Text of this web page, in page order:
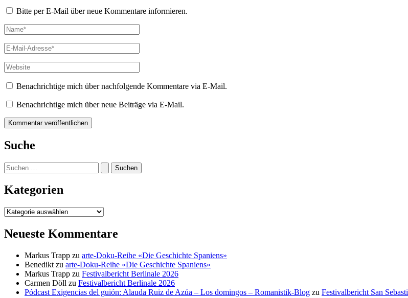
Bitte per E-Mail über neue Kommentare informieren.
Name*
E-
Mail-
Adresse*
Website
Benachrichtige mich über nachfolgende Kommentare via E-Mail.
Benachrichtige mich über neue Beiträge via E-Mail.
Suche
Suchen
nach:
Kategorien
Kategorien
Neueste Kommentare
Markus Trapp zu arte-Doku-Reihe «Die Geschichte Spaniens»
Benedikt zu arte-Doku-Reihe «Die Geschichte Spaniens»
Markus Trapp zu Festivalbericht Berlinale 2026
Carmen Döll zu Festivalbericht Berlinale 2026
Pódcast Exigencias del guión: Alauda Ruiz de Azúa – Los domingos – Romanistik-Blog zu Festivalbericht San